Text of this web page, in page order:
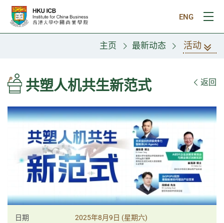
跳往主要内容
ENG
打
主页 最新动态 活动
共塑人机共生新范式 返回
日期
2025年8月9日 (星期六)